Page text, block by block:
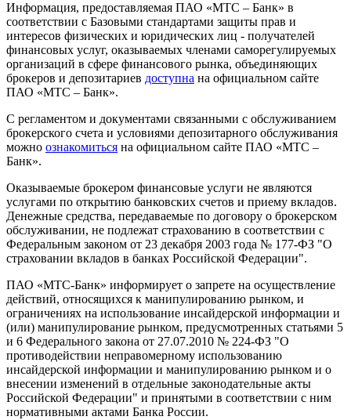
Информация, предоставляемая ПАО «МТС – Банк» в
соответствии с Базовыми стандартами защиты прав и
интересов физических и юридических лиц - получателей
финансовых услуг, оказываемых членами саморегулируемых
организаций в сфере финансового рынка, объединяющих
брокеров и депозитариев доступна на официальном сайте
ПАО «МТС – Банк».
С регламентом и документами связанными с обслуживанием
брокерского счета и условиями депозитарного обслуживания
можно ознакомиться на официальном сайте ПАО «МТС –
Банк».
Оказываемые брокером финансовые услуги не являются
услугами по открытию банковских счетов и приему вкладов.
Денежные средства, передаваемые по договору о брокерском
обслуживании, не подлежат страхованию в соответствии с
Федеральным законом от 23 декабря 2003 года № 177-ФЗ "О
страховании вкладов в банках Российской Федерации".
ПАО «МТС-Банк» информирует о запрете на осуществление
действий, относящихся к манипулированию рынком, и
ограничениях на использование инсайдерской информации и
(или) манипулирование рынком, предусмотренных статьями 5
и 6 Федерального закона от 27.07.2010 № 224-ФЗ "О
противодействии неправомерному использованию
инсайдерской информации и манипулированию рынком и о
внесении изменений в отдельные законодательные акты
Российской Федерации" и принятыми в соответствии с ним
нормативными актами Банка России.